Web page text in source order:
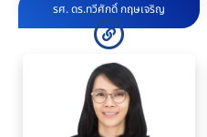
รศ. ดร.ทวีศักดิ์ กฤษเจริญ